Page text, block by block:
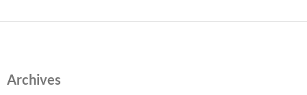
Archives